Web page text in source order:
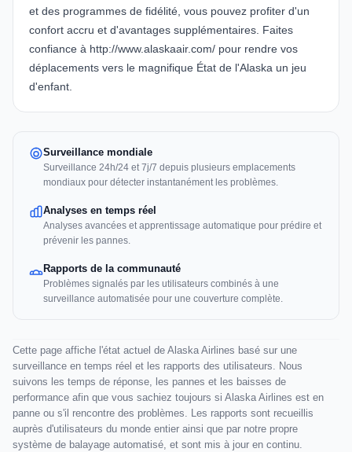
et des programmes de fidélité, vous pouvez profiter d'un
confort accru et d'avantages supplémentaires. Faites
confiance à http://www.alaskaair.com/ pour rendre vos
déplacements vers le magnifique État de l'Alaska un jeu
d'enfant.
Surveillance mondiale
Surveillance 24h/24 et 7j/7 depuis plusieurs emplacements
mondiaux pour détecter instantanément les problèmes.
Analyses en temps réel
Analyses avancées et apprentissage automatique pour prédire et
prévenir les pannes.
Rapports de la communauté
Problèmes signalés par les utilisateurs combinés à une
surveillance automatisée pour une couverture complète.
Cette page affiche l'état actuel de Alaska Airlines basé sur une
surveillance en temps réel et les rapports des utilisateurs. Nous
suivons les temps de réponse, les pannes et les baisses de
performance afin que vous sachiez toujours si Alaska Airlines est en
panne ou s'il rencontre des problèmes. Les rapports sont recueillis
auprès d'utilisateurs du monde entier ainsi que par notre propre
système de balayage automatisé, et sont mis à jour en continu.